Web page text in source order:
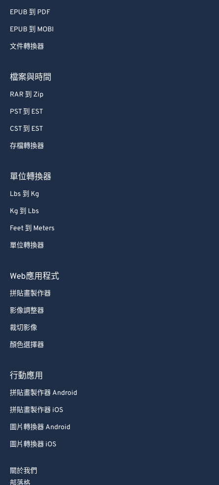
EPUB 到 PDF
EPUB 到 MOBI
文件轉換器
檔案與時間
RAR 到 Zip
PST 到 EST
CST 到 EST
存檔轉換器
單位轉換器
Lbs 到 Kg
Kg 到 Lbs
Feet 到 Meters
單位轉換器
Web應用程式
拼貼畫製作器
影像調整器
裁切影像
顏色選擇器
行動應用
拼貼畫製作器 Android
拼貼畫製作器 iOS
圖片轉換器 Android
圖片轉換器 iOS
關於我們
部落格